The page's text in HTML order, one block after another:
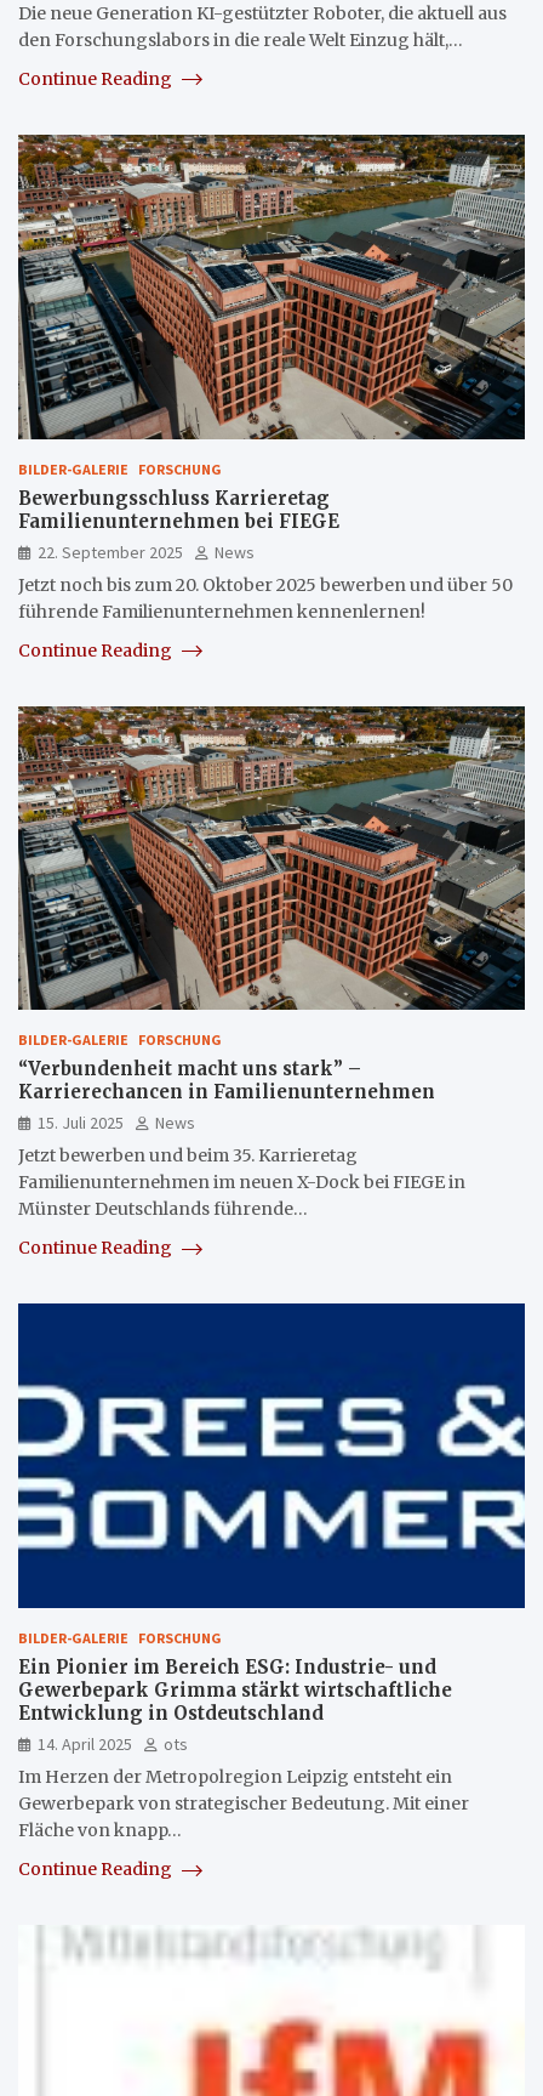
Die neue Generation KI-gestützter Roboter, die aktuell aus
den Forschungslabors in die reale Welt Einzug hält,…
Continue Reading
BILDER-GALERIE FORSCHUNG
Bewerbungsschluss Karrieretag
Familienunternehmen bei FIEGE
22. September 2025
News
Jetzt noch bis zum 20. Oktober 2025 bewerben und über 50
führende Familienunternehmen kennenlernen!
Continue Reading
BILDER-GALERIE FORSCHUNG
“Verbundenheit macht uns stark” –
Karrierechancen in Familienunternehmen
15. Juli 2025
News
Jetzt bewerben und beim 35. Karrieretag
Familienunternehmen im neuen X-Dock bei FIEGE in
Münster Deutschlands führende…
Continue Reading
BILDER-GALERIE FORSCHUNG
Ein Pionier im Bereich ESG: Industrie- und
Gewerbepark Grimma stärkt wirtschaftliche
Entwicklung in Ostdeutschland
14. April 2025
ots
Im Herzen der Metropolregion Leipzig entsteht ein
Gewerbepark von strategischer Bedeutung. Mit einer
Fläche von knapp…
Continue Reading